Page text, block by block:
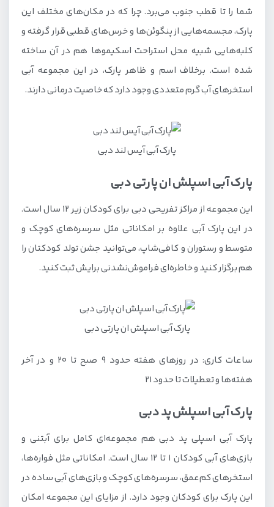
شما را تا قطب جنوب می‌برد. چرا که در مکان‌های مختلف این
پارک، مجسمه‌هایی از پنگوئن‌ها و خرس‌های قطبی قرار گرفته و
کلبه‌هایی شبیه محل استراحت اسکیموها هم در آن ساخته
شده است. برخلاف اسم و ظاهر پارک، در این مجموعه آبی
استخرهای آب گرم متعددی وجود دارد که خاصیت درمانی دارند.
پارک آبی آیس لند دبی
پارک آبی اسپلش ان پارتی دبی
این مجموعه از مراکز تفریحی دبی برای کودکان زیر ۱۲ سال است.
در این پارک آبی علاوه بر امکاناتی مثل سرسره‌های کوچک و
متوسط و رستوران و کافی‌شاپ، می‌توانید جشن تولد کودکتان را
هم برگزار کنید و خاطره‌ای فراموش‌نشدنی برایش ثبت کنید.
پارک آبی اسپلش ان پارتی دبی
ساعات کاری: در روزهای هفته حدود ۹ صبح تا ۲۰ و در آخر
هفته‌ها و تعطیلات تا حدود ۲۱
پارک آبی اسپلش پد دبی
پارک آبی اسپلی پد دبی هم مجموعه‌ای کامل برای آبتنی و
بازی‌های آبی کودکان ۱ تا ۱۲ سال است. امکاناتی مثل فواره‌ها،
استخرهای کم‌عمق، سرسره‌های کوچک و بازی‌های آبی ساده در
این پارک برای کودکان وجود دارد. از مزایای این مجموعه امکان